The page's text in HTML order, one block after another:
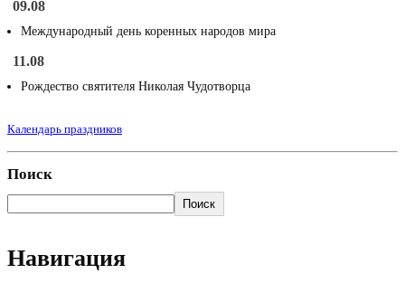
09.08
Международный день коренных народов мира
11.08
Рождество святителя Николая Чудотворца
Календарь праздников
Поиск
Поиск
Навигация